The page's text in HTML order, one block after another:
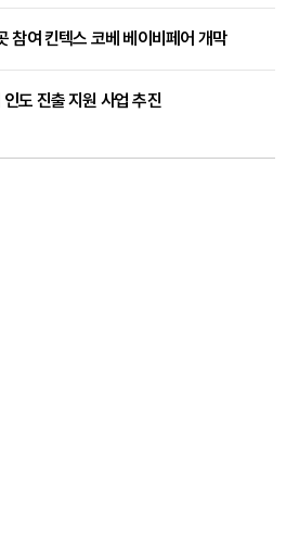
참여 킨텍스 코베 베이비페어 개막
도 진출 지원 사업 추진